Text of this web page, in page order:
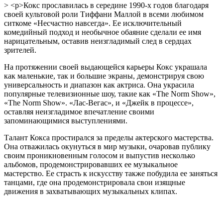
> <р>Кокс прославилась в середине 1990-х годов благодаря
своей культовой роли Тиффани Маллой в всеми любимом
ситкоме «Несчастно навсегда». Ее исключительный
комедийный подход и необычное обаяние сделали ее имя
нарицательным, оставив неизгладимый след в сердцах
зрителей.
На протяжении своей выдающейся карьеры Кокс украшала
как маленькие, так и большие экраны, демонстрируя свою
универсальность и диапазон как актриса. Она украсила
популярные телевизионные шоу, такие как «The Norm Show»,
«The Norm Show». «Лас-Вегас», и «Джейк в процессе»,
оставляя неизгладимое впечатление своими
запоминающимися выступлениями.
Талант Кокса простирался за пределы актерского мастерства.
Она отважилась окунуться в мир музыки, очаровав публику
своим проникновенным голосом и выпустив несколько
альбомов, продемонстрировавших ее музыкальное
мастерство. Ее страсть к искусству также побудила ее заняться
танцами, где она продемонстрировала свои изящные
движения в захватывающих музыкальных клипах.